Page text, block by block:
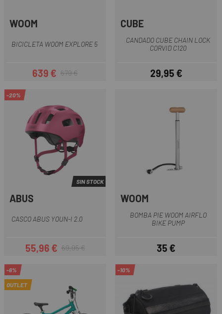
WOOM
BICICLETA WOOM EXPLORE 5
Precio
639 €Precio regular
679 €
CUBE
CANDADO CUBE CHAIN LOCK
CORVID C120
Precio
29,95 €
-20%
SIN STOCK
ABUS
CASCO ABUS YOUN-I 2.0
Precio
55,96 €Precio regular
69,95 €
WOOM
BOMBA PIE WOOM AIRFLO
BIKE PUMP
Precio
35 €
-6%
OUTLET
-10%